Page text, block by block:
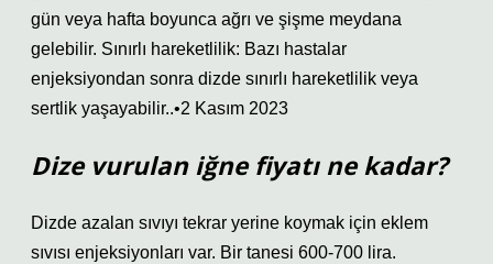
gün veya hafta boyunca ağrı ve şişme meydana
gelebilir. Sınırlı hareketlilik: Bazı hastalar
enjeksiyondan sonra dizde sınırlı hareketlilik veya
sertlik yaşayabilir..•2 Kasım 2023
Dize vurulan iğne fiyatı ne kadar?
Dizde azalan sıvıyı tekrar yerine koymak için eklem
sıvısı enjeksiyonları var. Bir tanesi 600-700 lira.